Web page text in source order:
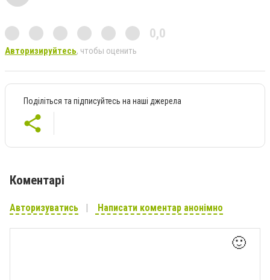
0,0
Авторизируйтесь, чтобы оценить
Поділіться та підписуйтесь на наші джерела
Коментарі
Авторизуватись Написати коментар анонімно
🙂